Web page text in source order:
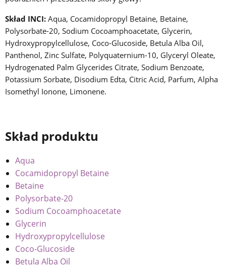
Skład INCI: Aqua, Cocamidopropyl Betaine, Betaine,
Polysorbate-20, Sodium Cocoamphoacetate, Glycerin,
Hydroxypropylcellulose, Coco-Glucoside, Betula Alba Oil,
Panthenol, Zinc Sulfate, Polyquaternium-10, Glyceryl Oleate,
Hydrogenated Palm Glycerides Citrate, Sodium Benzoate,
Potassium Sorbate, Disodium Edta, Citric Acid, Parfum, Alpha
Isomethyl Ionone, Limonene.
Skład produktu
Aqua
Cocamidopropyl Betaine
Betaine
Polysorbate-20
Sodium Cocoamphoacetate
Glycerin
Hydroxypropylcellulose
Coco-Glucoside
Betula Alba Oil